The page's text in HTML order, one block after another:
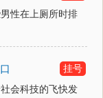
性在上厕所时排
挂号
会科技的飞快发